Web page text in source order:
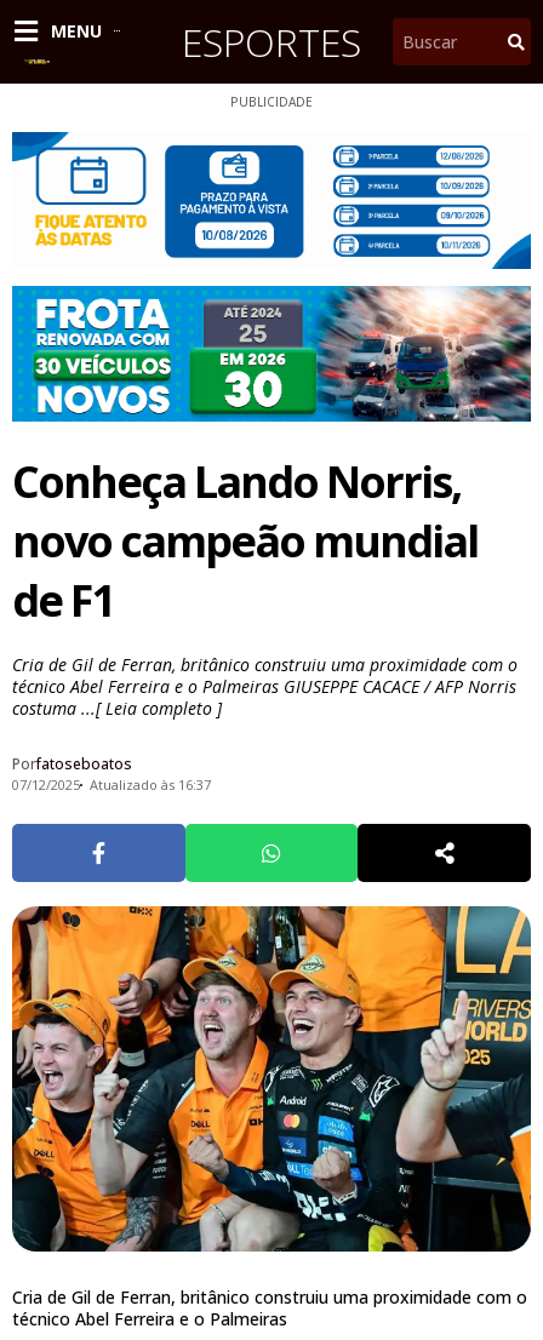
para
MENU ESPORTES Pesquisar
PUBLICIDADE
Conheça Lando Norris,
novo campeão mundial
de F1
Cria de Gil de Ferran, britânico construiu uma proximidade com o
técnico Abel Ferreira e o Palmeiras GIUSEPPE CACACE / AFP Norris
costuma ...[ Leia completo ]
Porfatoseboatos
07/12/2025 Atualizado às 16:37
Cria de Gil de Ferran, britânico construiu uma proximidade com o
técnico Abel Ferreira e o Palmeiras